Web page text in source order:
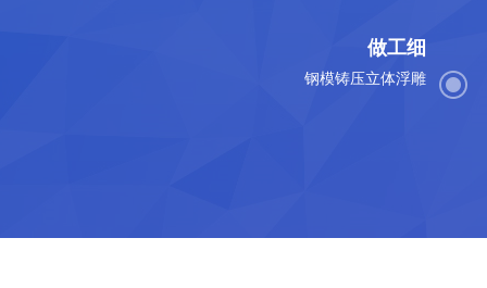
做工细
钢模铸压立体浮雕